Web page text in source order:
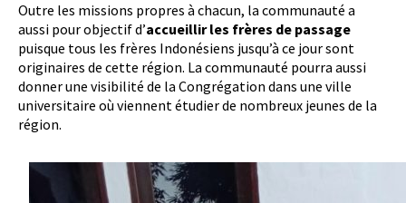
Outre les missions propres à chacun, la communauté a
aussi pour objectif d’accueillir les frères de passage
puisque tous les frères Indonésiens jusqu’à ce jour sont
originaires de cette région. La communauté pourra aussi
donner une visibilité de la Congrégation dans une ville
universitaire où viennent étudier de nombreux jeunes de la
région.